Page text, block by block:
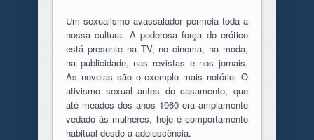
Um sexualismo avassalador permeia toda a
nossa cultura. A poderosa força do erótico
está presente na TV, no cinema, na moda,
na publicidade, nas revistas e nos jornais.
As novelas são o exemplo mais notório. O
ativismo sexual antes do casamento, que
até meados dos anos 1960 era amplamente
vedado às mulheres, hoje é comportamento
habitual desde a adolescência.